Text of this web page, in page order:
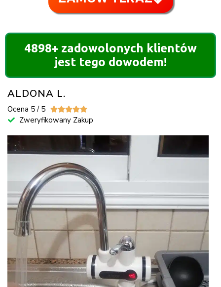
4898+ zadowolonych klientów
jest tego dowodem!
ALDONA L.
Ocena 5 / 5 
Zweryfikowany Zakup